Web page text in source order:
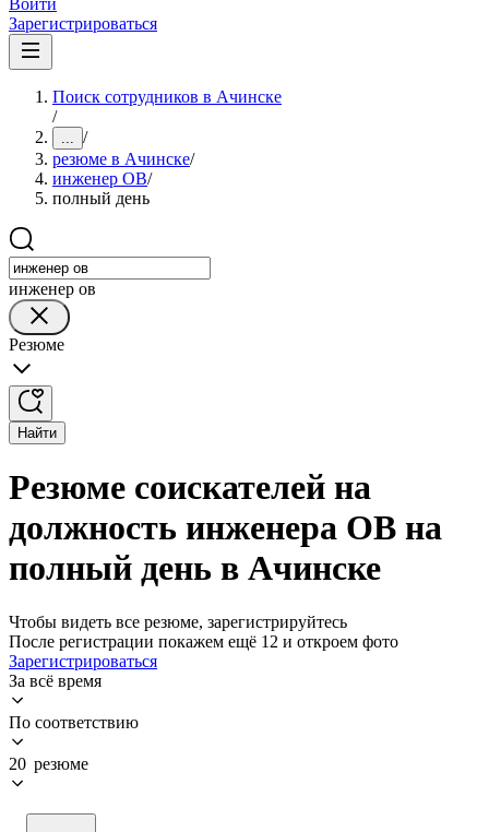
Войти
Зарегистрироваться
Поиск сотрудников в Ачинске
/
... /
резюме в Ачинске/
инженер ОВ/
полный день
инженер ов
Резюме
Найти
Резюме соискателей на
должность инженера ОВ на
полный день в Ачинске
Чтобы видеть все резюме, зарегистрируйтесь
После регистрации покажем ещё 12 и откроем фото
Зарегистрироваться
За всё время
По соответствию
20 резюме